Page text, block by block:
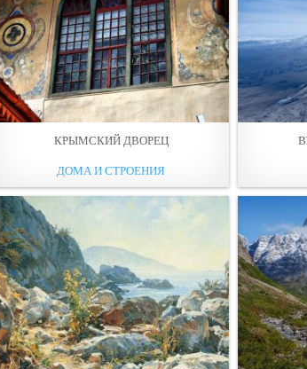
КРЫМСКИЙ ДВОРЕЦ
ДОМА И СТРОЕНИЯ